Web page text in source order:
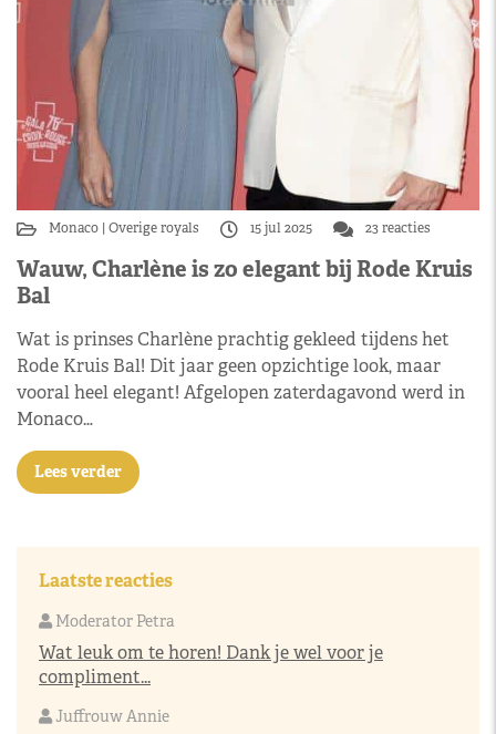
Monaco Overige royals 15 jul 2025 23 reacties
Wauw, Charlène is zo elegant bij Rode Kruis
Bal
Wat is prinses Charlène prachtig gekleed tijdens het
Rode Kruis Bal! Dit jaar geen opzichtige look, maar
vooral heel elegant! Afgelopen zaterdagavond werd in
Monaco…
Lees verder
Laatste reacties
Moderator Petra
Wat leuk om te horen! Dank je wel voor je
compliment...
Juffrouw Annie